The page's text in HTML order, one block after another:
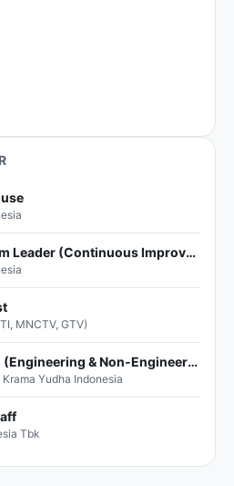
Loss Control Team Leader (Continuous Improvement)
MNCTV, GTV)
MMKI Talent Pool (Engineering & Non-Engineering)
Yudha Indonesia
Tbk